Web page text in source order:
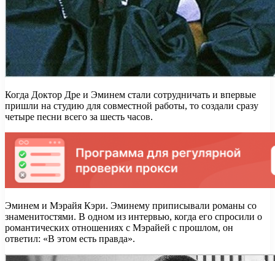
Когда Доктор Дре и Эминем стали сотрудничать и впервые
пришли на студию для совместной работы, то создали сразу
четыре песни всего за шесть часов.
Эминем и Мэрайя Кэри. Эминему приписывали романы со
знаменитостями. В одном из интервью, когда его спросили о
романтических отношениях с Мэрайей с прошлом, он
ответил: «В этом есть правда».